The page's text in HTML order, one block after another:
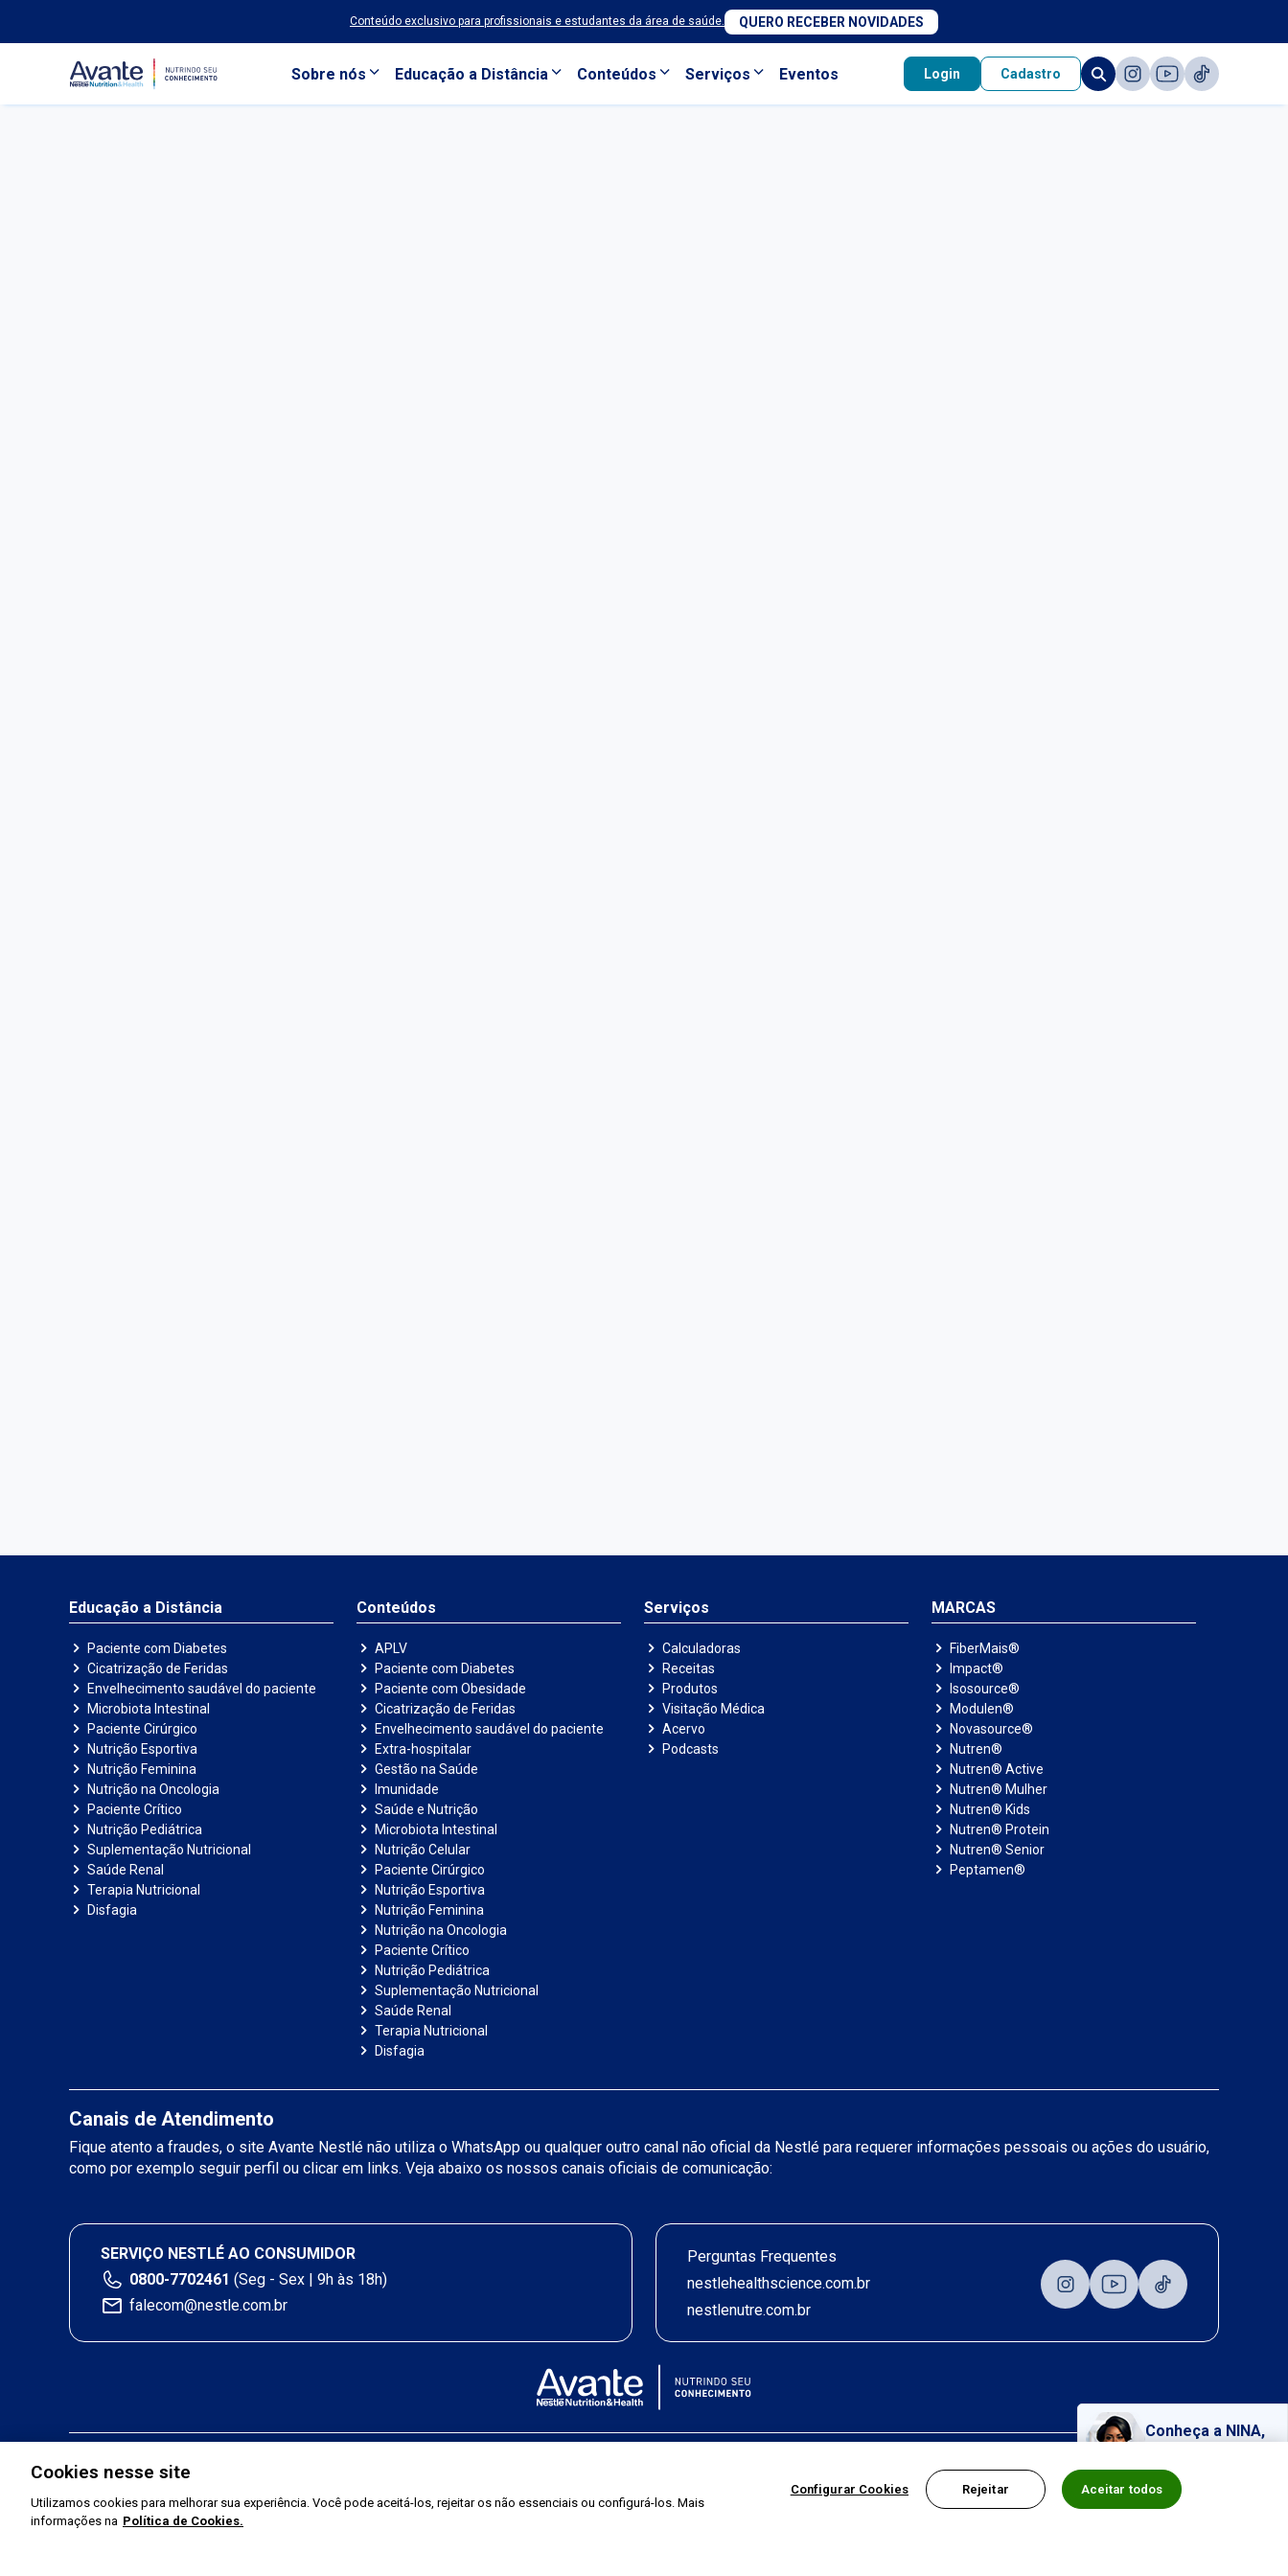
Conteúdo exclusivo para profissionais e estudantes da área de saúde. QUERO RECEBER NOVIDADES
Sobre nós Educação a Distância Conteúdos Serviços Eventos Login Cadastro
Conheça a NINA,
Educação a Distância
Paciente com Diabetes
Cicatrização de Feridas
Envelhecimento saudável do paciente
Microbiota Intestinal
Paciente Cirúrgico
Nutrição Esportiva
Nutrição Feminina
Nutrição na Oncologia
Paciente Crítico
Nutrição Pediátrica
Suplementação Nutricional
Saúde Renal
Terapia Nutricional
Disfagia
Conteúdos
APLV
Paciente com Diabetes
Paciente com Obesidade
Cicatrização de Feridas
Envelhecimento saudável do paciente
Extra-hospitalar
Gestão na Saúde
Imunidade
Saúde e Nutrição
Microbiota Intestinal
Nutrição Celular
Paciente Cirúrgico
Nutrição Esportiva
Nutrição Feminina
Nutrição na Oncologia
Paciente Crítico
Nutrição Pediátrica
Suplementação Nutricional
Saúde Renal
Terapia Nutricional
Disfagia
Serviços
Calculadoras
Receitas
Produtos
Visitação Médica
Acervo
Podcasts
MARCAS
FiberMais®
Impact®
Isosource®
Modulen®
Novasource®
Nutren®
Nutren® Active
Nutren® Mulher
Nutren® Kids
Nutren® Protein
Nutren® Senior
Peptamen®
Canais de Atendimento
Fique atento a fraudes, o site Avante Nestlé não utiliza o WhatsApp ou qualquer outro canal não oficial da Nestlé para requerer informações pessoais ou ações do usuário,
como por exemplo seguir perfil ou clicar em links. Veja abaixo os nossos canais oficiais de comunicação:
SERVIÇO NESTLÉ AO CONSUMIDOR
0800-7702461 (Seg - Sex | 9h às 18h)
falecom@nestle.com.br
Perguntas Frequentes
nestlehealthscience.com.br
nestlenutre.com.br
Cookies nesse site
Utilizamos cookies para melhorar sua experiência. Você pode aceitá-los, rejeitar os não essenciais ou configurá-los. Mais
informações na Política de Cookies.
Configurar Cookies Rejeitar Aceitar todos